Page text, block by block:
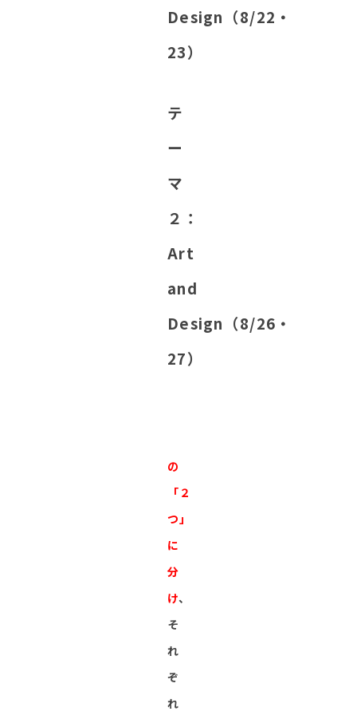
Design（8/22・
23）
テ
ー
マ
２：
Art
and
Design（8/26・
27）
の
「２
つ」
に
分
け、
そ
れ
ぞ
れ